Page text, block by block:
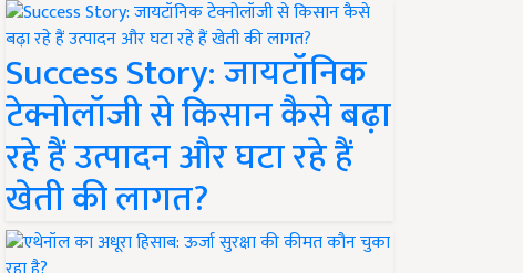
Success Story: जायटॉनिक
टेक्नोलॉजी से किसान कैसे बढ़ा
रहे हैं उत्पादन और घटा रहे हैं
खेती की लागत?